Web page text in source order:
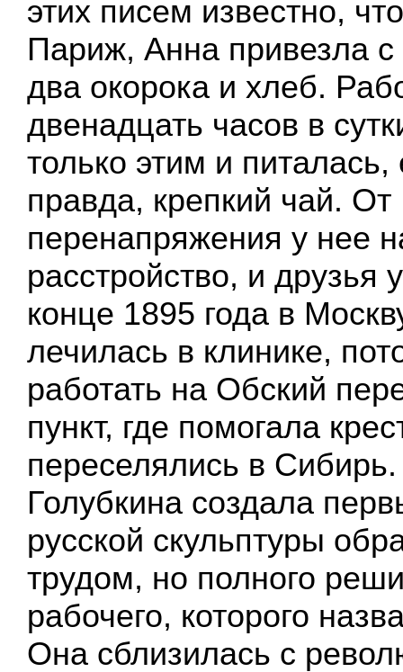
этих писем известно,
Париж, Анна привезла с
два окорока и хлеб.
двенадцать часов в
только этим и
правда, крепкий чай. От
перенапряжения у нее
расстройство, и друзья
конце 1895 года в
лечилась в клинике,
работать на Обский
пункт, где помогала
переселялись в
Голубкина создала
русской скульптуры
трудом, но полного
рабочего, которого
Она сблизилась с